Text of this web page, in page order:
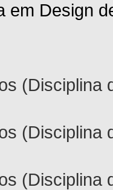
em Design
(Disciplina
(Disciplina
(Disciplina